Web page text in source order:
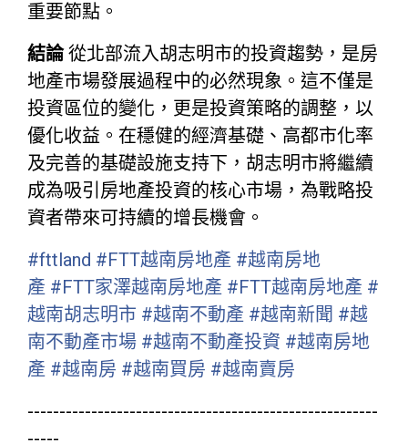
重要節點。
結論從北部流入胡志明市的投資趨勢，是房
地產市場發展過程中的必然現象。這不僅是
投資區位的變化，更是投資策略的調整，以
優化收益。在穩健的經濟基礎、高都市化率
及完善的基礎設施支持下，胡志明市將繼續
成為吸引房地產投資的核心市場，為戰略投
資者帶來可持續的增長機會。
#fttland #FTT越南房地產 #越南房地
產 #FTT家澤越南房地產 #FTT越南房地產 #
越南胡志明市 #越南不動產 #越南新聞 #越
南不動產市場 #越南不動產投資 #越南房地
產 #越南房 #越南買房 #越南賣房
-------------------------------------------------------